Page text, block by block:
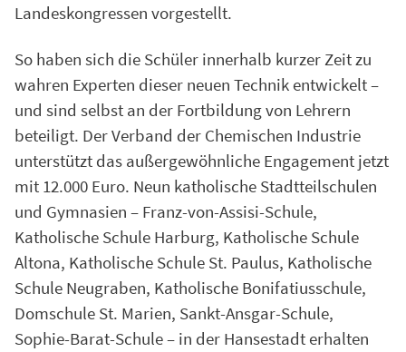
Landeskongressen vorgestellt.
So haben sich die Schüler innerhalb kurzer Zeit zu
wahren Experten dieser neuen Technik entwickelt –
und sind selbst an der Fortbildung von Lehrern
beteiligt. Der Verband der Chemischen Industrie
unterstützt das außergewöhnliche Engagement jetzt
mit 12.000 Euro. Neun katholische Stadtteilschulen
und Gymnasien – Franz-von-Assisi-Schule,
Katholische Schule Harburg, Katholische Schule
Altona, Katholische Schule St. Paulus, Katholische
Schule Neugraben, Katholische Bonifatiusschule,
Domschule St. Marien, Sankt-Ansgar-Schule,
Sophie-Barat-Schule – in der Hansestadt erhalten